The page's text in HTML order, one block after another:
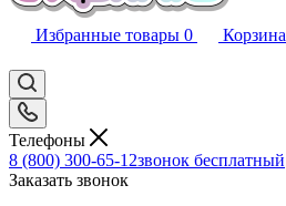
Избранные товары 0 Корзина
Телефоны
8 (800) 300-65-12звонок бесплатный
Заказать звонок